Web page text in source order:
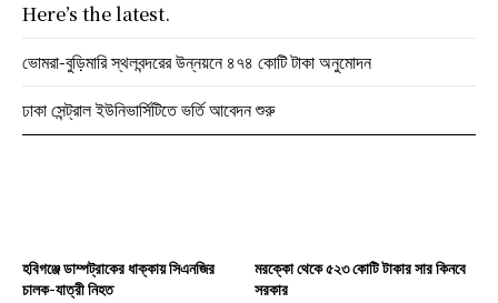
হবিগঞ্জে ডাম্পট্রাকের ধাক্কায় সিএনজির
চালক-যাত্রী নিহত
মরক্কো থেকে ৫২৩ কোটি টাকার সার কিনবে
সরকার
Here’s the latest.
ভোমরা-বুড়িমারি স্থলবন্দরের উন্নয়নে ৪৭৪ কোটি টাকা অনুমোদন
ঢাকা সেন্ট্রাল ইউনিভার্সিটিতে ভর্তি আবেদন শুরু